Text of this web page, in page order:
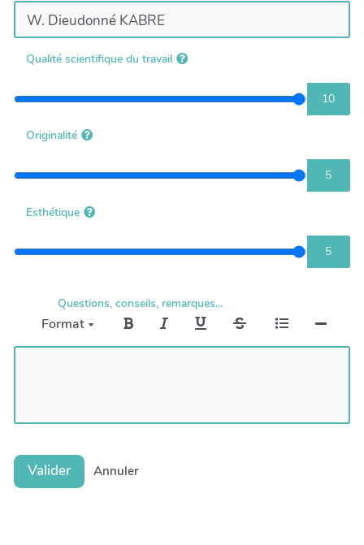
Qualité scientifique du travail
10
Originalité
5
Esthétique
5
Questions, conseils, remarques...
Format
Valider Annuler